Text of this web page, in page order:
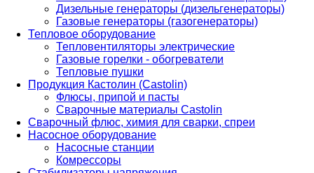
Дизельные генераторы (дизельгенераторы)
Газовые генераторы (газогенераторы)
Тепловое оборудование
Тепловентиляторы электрические
Газовые горелки - обогреватели
Тепловые пушки
Продукция Кастолин (Castolin)
Флюсы, припой и пасты
Сварочные материалы Castolin
Сварочный флюс, химия для сварки, спреи
Насосное оборудование
Насосные станции
Комрессоры